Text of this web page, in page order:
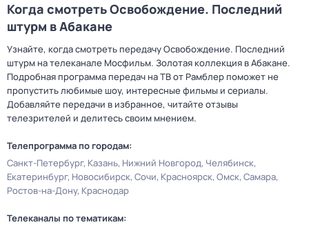
Когда смотреть Освобождение. Последний
штурм в Абакане
Узнайте, когда смотреть передачу Освобождение. Последний
штурм на телеканале Мосфильм. Золотая коллекция в Абакане.
Подробная программа передач на ТВ от Рамблер поможет не
пропустить любимые шоу, интересные фильмы и сериалы.
Добавляйте передачи в избранное, читайте отзывы
телезрителей и делитесь своим мнением.
Телепрограмма по городам:
Санкт-Петербург Казань Нижний Новгород Челябинск
Екатеринбург Новосибирск Сочи Красноярск Омск Самара
Ростов-на-Дону Краснодар
Телеканалы по тематикам: